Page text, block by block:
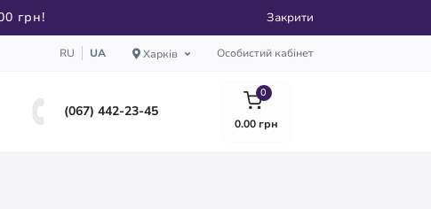
грн! Закрити
RU UA Харків Особистий кабінет
(067) 442-23-45
0
0.00 грн